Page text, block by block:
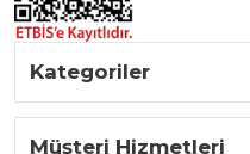
Kategoriler
Müşteri Hizmetleri